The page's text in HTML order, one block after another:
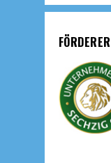
FÖRDERER